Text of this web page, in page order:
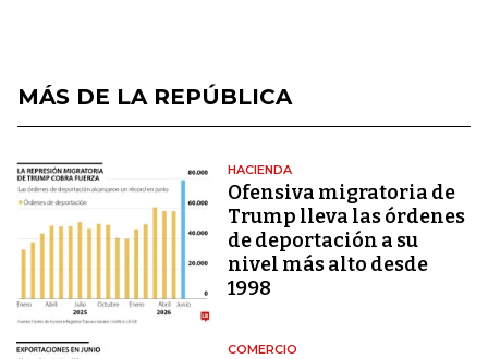
MÁS DE LA REPÚBLICA
HACIENDA
Ofensiva migratoria de
Trump lleva las órdenes
de deportación a su
nivel más alto desde
1998
COMERCIO